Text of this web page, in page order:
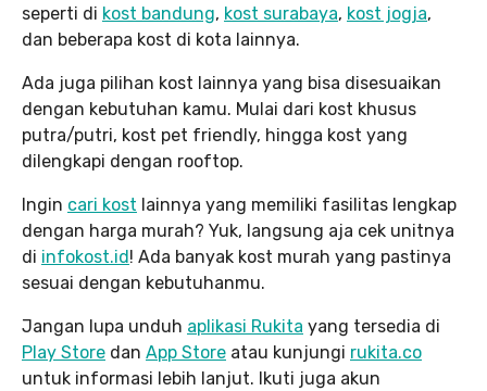
seperti di kost bandung, kost surabaya, kost jogja,
dan beberapa kost di kota lainnya.
Ada juga pilihan kost lainnya yang bisa disesuaikan
dengan kebutuhan kamu. Mulai dari kost khusus
putra/putri, kost pet friendly, hingga kost yang
dilengkapi dengan rooftop.
Ingin cari kost lainnya yang memiliki fasilitas lengkap
dengan harga murah? Yuk, langsung aja cek unitnya
di infokost.id ! Ada banyak kost murah yang pastinya
sesuai dengan kebutuhanmu.
Jangan lupa unduh aplikasi Rukita yang tersedia di
Play Store dan App Store atau kunjungi rukita.co
untuk informasi lebih lanjut. Ikuti juga akun